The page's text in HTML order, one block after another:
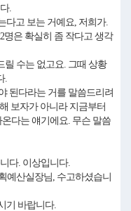
.
다고 보는 거예요, 저희가.
명은 확실히 좀 작다고 생각
릴 수는 없고요. 그때 상황
.
된다라는 거를 말씀드리려
보자가 아니라 지금부터
다는 얘기에요. 무슨 말씀
다. 이상입니다.
예산실장님, 수고하셨습니
기 바랍니다.